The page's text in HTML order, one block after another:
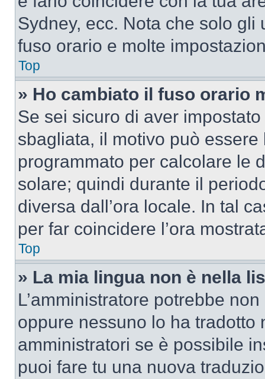
Sydney, ecc. Nota che solo
fuso orario e molte
Top
» Ho cambiato il fuso orario
Se sei sicuro di aver
sbagliata, il motivo può essere
programmato per calcolare le
solare; quindi durante il
diversa dall’ora locale. In tal
per far coincidere l’ora
Top
» La mia lingua non è nella
L’amministratore potrebbe
oppure nessuno lo ha
amministratori se è possibile
puoi fare tu una nuova